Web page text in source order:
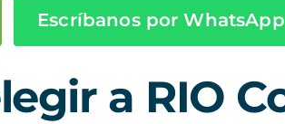
Escríbanos por WhatsApp
a RIO